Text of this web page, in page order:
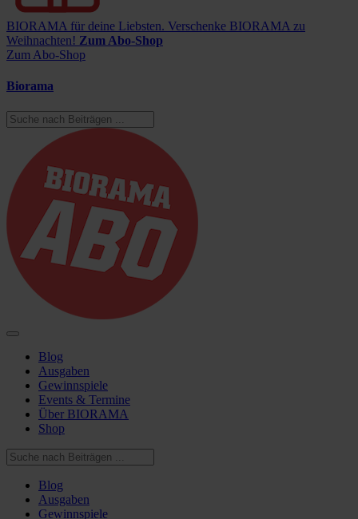
BIORAMA für deine Liebsten. Verschenke BIORAMA zu
Weihnachten! Zum Abo-Shop
Zum Abo-Shop
Biorama
Blog
Ausgaben
Gewinnspiele
Events & Termine
Über BIORAMA
Shop
Blog
Ausgaben
Gewinnspiele